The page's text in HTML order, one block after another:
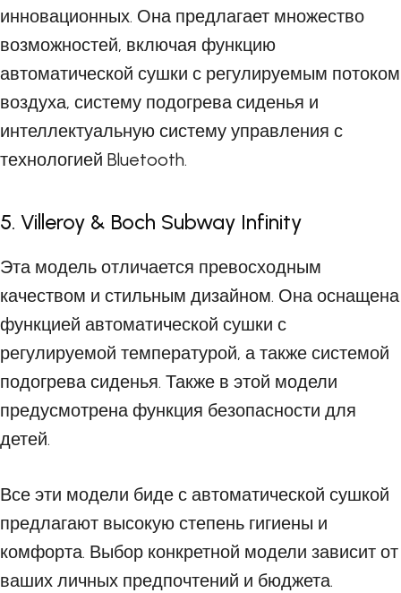
инновационных. Она предлагает множество
возможностей, включая функцию
автоматической сушки с регулируемым потоком
воздуха, систему подогрева сиденья и
интеллектуальную систему управления с
технологией Bluetooth.
5. Villeroy & Boch Subway Infinity
Эта модель отличается превосходным
качеством и стильным дизайном. Она оснащена
функцией автоматической сушки с
регулируемой температурой, а также системой
подогрева сиденья. Также в этой модели
предусмотрена функция безопасности для
детей.
Все эти модели биде с автоматической сушкой
предлагают высокую степень гигиены и
комфорта. Выбор конкретной модели зависит от
ваших личных предпочтений и бюджета.